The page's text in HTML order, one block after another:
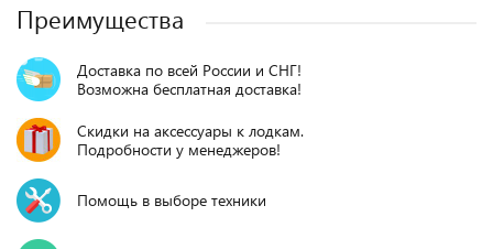
Преимущества
Доставка по всей России и СНГ!
Возможна бесплатная доставка!
Скидки на аксессуары к лодкам.
Подробности у менеджеров!
Помощь в выборе техники